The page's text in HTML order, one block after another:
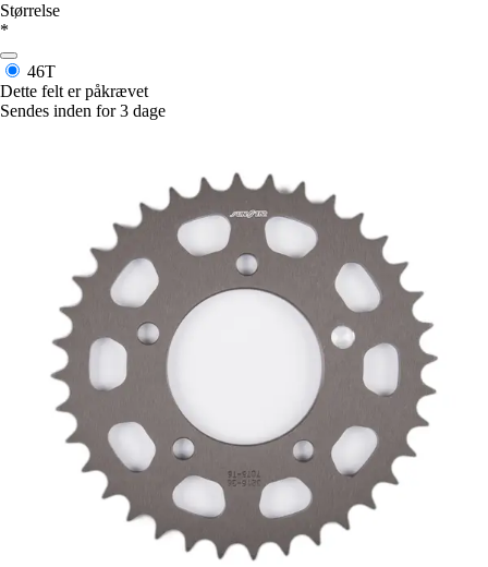
Størrelse
*
46T
Dette felt er påkrævet
Sendes inden for 3 dage